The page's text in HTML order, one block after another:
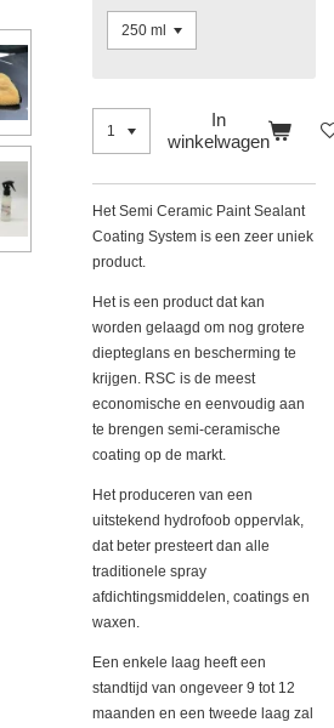
In
winkelwagen
‎Het Semi Ceramic Paint Sealant
Coating System is een zeer uniek
product.‎
‎Het is een product dat kan
worden gelaagd om nog grotere
diepteglans en bescherming te
krijgen. RSC is de meest
economische en eenvoudig aan
te brengen semi-ceramische
coating op de markt.‎
‎Het produceren van een
uitstekend hydrofoob oppervlak,
dat beter presteert dan alle
traditionele spray
afdichtingsmiddelen, coatings en
waxen. ‎
‎Een enkele laag heeft een
standtijd van ongeveer 9 tot 12
maanden en een tweede laag zal